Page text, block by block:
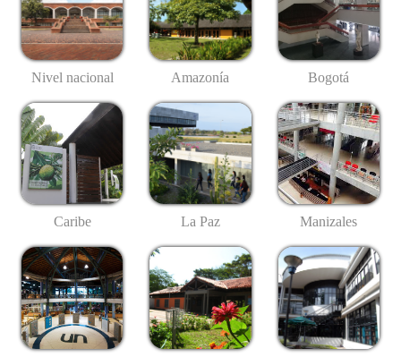
Nivel nacional Amazonía Bogotá
Caribe La Paz Manizales